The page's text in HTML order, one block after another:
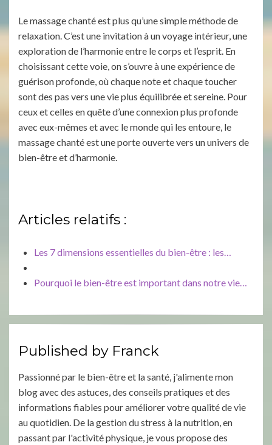
Le massage chanté est plus qu’une simple méthode de
relaxation. C’est une invitation à un voyage intérieur, une
exploration de l’harmonie entre le corps et l’esprit. En
choisissant cette voie, on s’ouvre à une expérience de
guérison profonde, où chaque note et chaque toucher
sont des pas vers une vie plus équilibrée et sereine. Pour
ceux et celles en quête d’une connexion plus profonde
avec eux-mêmes et avec le monde qui les entoure, le
massage chanté est une porte ouverte vers un univers de
bien-être et d’harmonie.
Articles relatifs :
Les 7 dimensions essentielles du bien-être : les…
Pourquoi le bien-être est important dans notre vie…
Published by Franck
Passionné par le bien-être et la santé, j'alimente mon
blog avec des astuces, des conseils pratiques et des
informations fiables pour améliorer votre qualité de vie
au quotidien. De la gestion du stress à la nutrition, en
passant par l'activité physique, je vous propose des